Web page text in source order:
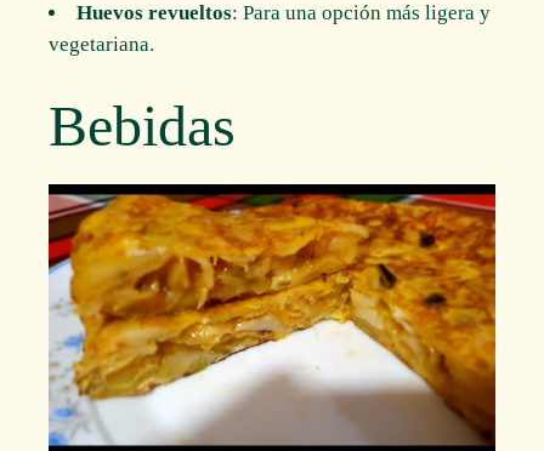
Huevos revueltos: Para una opción más ligera y
vegetariana.
Bebidas